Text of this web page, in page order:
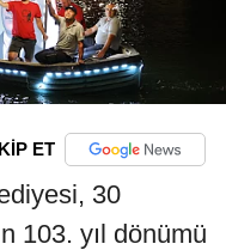
ET
30
103. yıl dönümü